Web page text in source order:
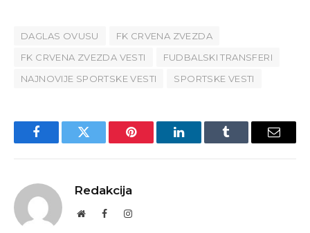
DAGLAS OVUSU
FK CRVENA ZVEZDA
FK CRVENA ZVEZDA VESTI
FUDBALSKI TRANSFERI
NAJNOVIJE SPORTSKE VESTI
SPORTSKE VESTI
FacebookTwitter Pinterest LinkedInTumblr Email
Redakcija
WebsiteFacebookInstagram